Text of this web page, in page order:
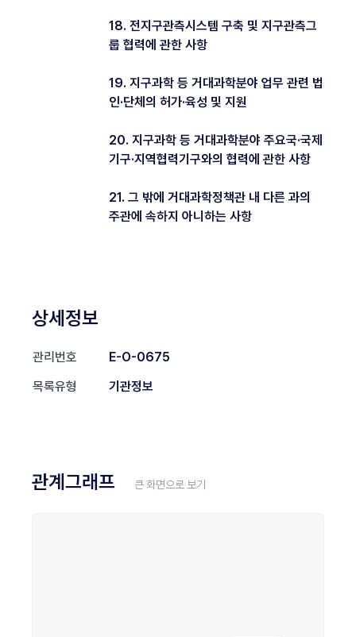
18. 전지구관측시스템 구축 및 지구관측그
룹 협력에 관한 사항
19. 지구과학 등 거대과학분야 업무 관련 법
인·단체의 허가·육성 및 지원
20. 지구과학 등 거대과학분야 주요국·국제
기구·지역협력기구와의 협력에 관한 사항
21. 그 밖에 거대과학정책관 내 다른 과의
주관에 속하지 아니하는 사항
상세정보
관리번호
E-O-0675
목록유형
기관정보
관계그래프 큰 화면으로 보기